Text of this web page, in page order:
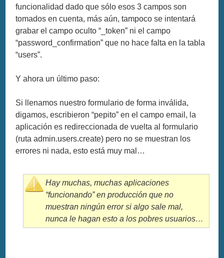
funcionalidad dado que sólo esos 3 campos son
tomados en cuenta, más aún, tampoco se intentará
grabar el campo oculto “_token” ni el campo
“password_confirmation” que no hace falta en la tabla
“users”.
Y ahora un último paso:
Si llenamos nuestro formulario de forma inválida,
digamos, escribieron “pepito” en el campo email, la
aplicación es redireccionada de vuelta al formulario
(ruta admin.users.create) pero no se muestran los
errores ni nada, esto está muy mal…
Hay muchas, muchas aplicaciones
“funcionando”en producción que no
muestran ningún error si algo sale mal,
nunca le hagan esto a los pobres usuarios…